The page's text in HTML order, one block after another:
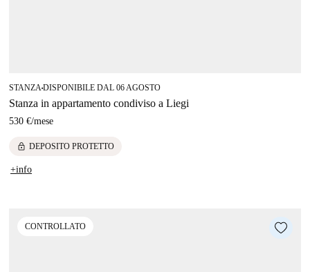
STANZA■DISPONIBILE DAL 06 AGOSTO
Stanza in appartamento condiviso a Liegi
530 €/mese
lock DEPOSITO PROTETTO
+info
CONTROLLATO